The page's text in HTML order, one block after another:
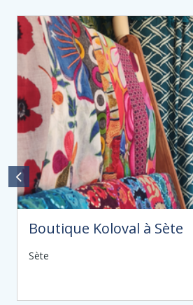
Boutique Koloval à Sète
Sète